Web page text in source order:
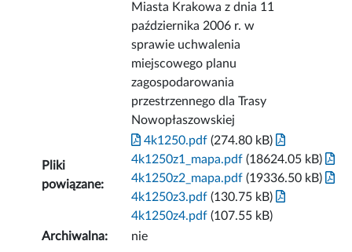
Miasta Krakowa z dnia 11
października 2006 r. w
sprawie uchwalenia
miejscowego planu
zagospodarowania
przestrzennego dla Trasy
Nowopłaszowskiej
Pliki
powiązane:
4k1250.pdf (274.80 kB)
4k1250z1_mapa.pdf (18624.05 kB)
4k1250z2_mapa.pdf (19336.50 kB)
4k1250z3.pdf (130.75 kB)
4k1250z4.pdf (107.55 kB)
Archiwalna:
nie